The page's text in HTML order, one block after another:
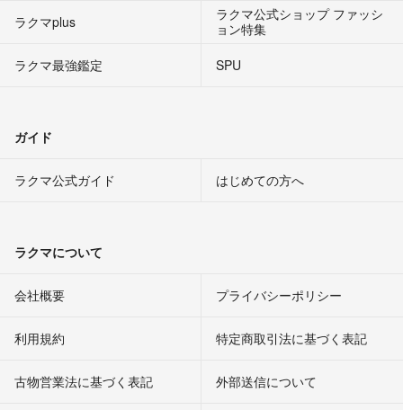
ラクマplus
ラクマ公式ショップ ファッシ
ョン特集
ラクマ最強鑑定
SPU
ガイド
ラクマ公式ガイド はじめての方へ
ラクマについて
会社概要 プライバシーポリシー
利用規約 特定商取引法に基づく表記
古物営業法に基づく表記 外部送信について